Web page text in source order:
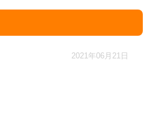
2021年06月21日